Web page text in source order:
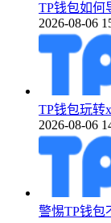
TP钱包如何
2026-08-06
TP钱包玩转
2026-08-06
警惕TP钱包